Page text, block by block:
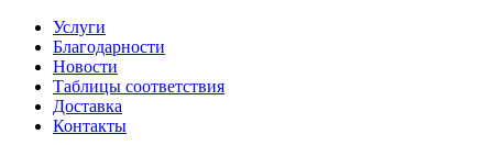
Услуги
Благодарности
Новости
Таблицы соответствия
Доставка
Контакты